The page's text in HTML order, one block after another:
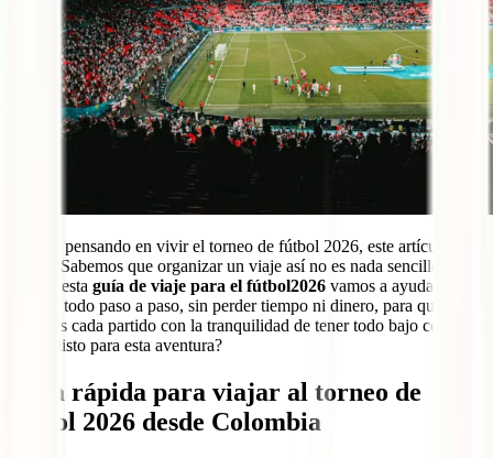
Si estás pensando en vivir el torneo de fútbol 2026, este artículo es
para ti. Sabemos que organizar un viaje así no es nada sencillo. Por
eso, en esta guía de viaje para el fútbol2026 vamos a ayudarte a
planear todo paso a paso, sin perder tiempo ni dinero, para que
disfrutes cada partido con la tranquilidad de tener todo bajo control.
¿Estás listo para esta aventura?
Guía rápida para viajar al torneo de
fútbol 2026 desde Colombia